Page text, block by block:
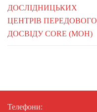
ДОСЛІДНИЦЬКИХ
ЦЕНТРІВ ПЕРЕДОВОГО
ДОСВІДУ CORE (МОН)
Телефони: